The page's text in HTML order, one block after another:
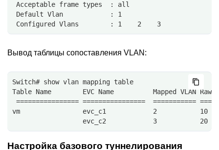
Acceptable frame types  : all
Default Vlan            : 1
Configured Vlans        : 1    2    3
Вывод таблицы сопоставления VLAN:
Switch# show vlan mapping table
Table Name        EVC Name          Mapped VLAN Raw
================ ================  ===========
vm                evc_c1            2           10
                  evc_c2            3           20
Настройка базового туннелирования